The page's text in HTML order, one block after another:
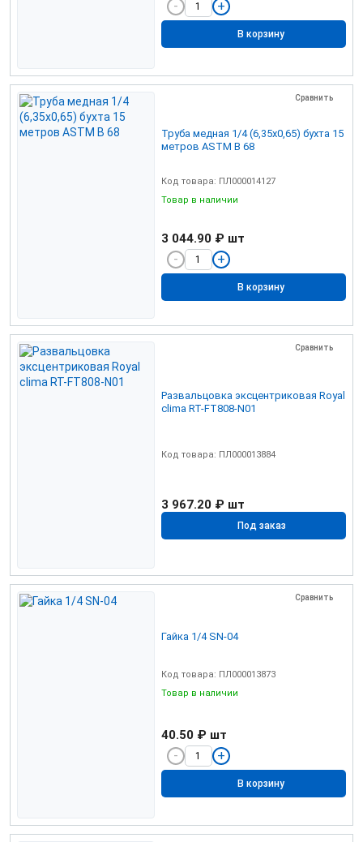
В корзину
Сравнить
Труба медная 1/4 (6,35х0,65) бухта 15
метров ASTM B 68
Код товара: ПЛ000014127
Товар в наличии
3 044.90 ₽ шт
В корзину
Сравнить
Развальцовка эксцентриковая Royal
clima RT-FT808-N01
Код товара: ПЛ000013884
3 967.20 ₽ шт
Под заказ
Сравнить
Гайка 1/4 SN-04
Код товара: ПЛ000013873
Товар в наличии
40.50 ₽ шт
В корзину